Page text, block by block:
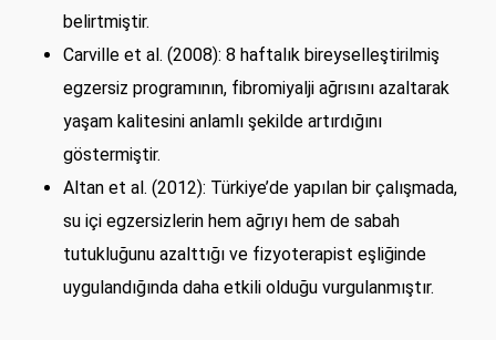
belirtmiştir.
Carville et al. (2008): 8 haftalık bireyselleştirilmiş
egzersiz programının, fibromiyalji ağrısını azaltarak
yaşam kalitesini anlamlı şekilde artırdığını
göstermiştir.
Altan et al. (2012): Türkiye’de yapılan bir çalışmada,
su içi egzersizlerin hem ağrıyı hem de sabah
tutukluğunu azalttığı ve fizyoterapist eşliğinde
uygulandığında daha etkili olduğu vurgulanmıştır.